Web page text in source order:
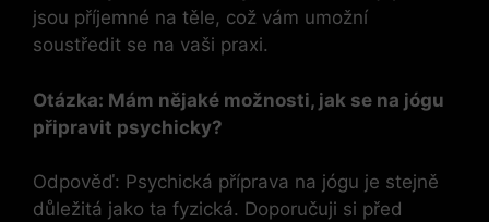
jsou příjemné na těle, což vám umožní
soustředit se na vaši praxi.
Otázka: Mám nějaké možnosti, jak se na jógu
připravit psychicky?
Odpověď: Psychická příprava na jógu je stejně
důležitá jako ta fyzická. Doporučuji si před